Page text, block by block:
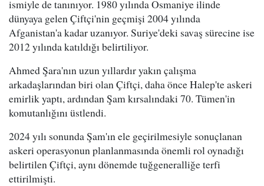
ismiyle de tanınıyor. 1980 yılında Osmaniye ilinde
dünyaya gelen Çiftçi'nin geçmişi 2004 yılında
Afganistan'a kadar uzanıyor. Suriye'deki savaş sürecine ise
2012 yılında katıldığı belirtiliyor.
Ahmed Şara'nın uzun yıllardır yakın çalışma
arkadaşlarından biri olan Çiftçi, daha önce Halep'te askeri
emirlik yaptı, ardından Şam kırsalındaki 70. Tümen'in
komutanlığını üstlendi.
2024 yılı sonunda Şam'ın ele geçirilmesiyle sonuçlanan
askeri operasyonun planlanmasında önemli rol oynadığı
belirtilen Çiftçi, aynı dönemde tuğgeneralliğe terfi
ettirilmişti.